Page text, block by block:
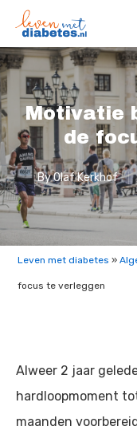
Motivatie
de
ByOlaf Kerkhof
Leven met diabetes »
focus te verleggen
Alweer 2 jaar
hardloopmoment
maanden